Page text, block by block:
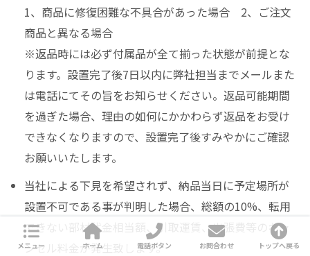
1、商品に修復困難な不具合があった場合 2、ご注文
商品と異なる場合
※返品時には必ず付属品が全て揃った状態が前提とな
ります。設置完了後7日以内に弊社担当までメールまた
は電話にてその旨をお知らせください。返品可能期間
を過ぎた場合、理由の如何にかかわらず返品をお受け
できなくなりますので、設置完了後すみやかにご確認
お願いいたします。
当社による下見を希望されず、納品当日に予定場所が
設置不可である事が判明した場合、総額の10%、転用
できない部材代金相当額、引取運賃、出張費等のキャ
ンセル料金が発生致します。
メニュー ホーム 電話ボタン お問合わせ トップへ戻る